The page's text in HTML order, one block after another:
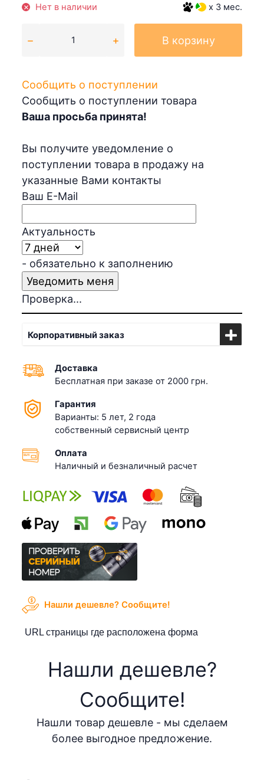
Нет в наличии x 3 мес.
В корзину
Сообщить о поступлении
Сообщить о поступлении товара
Ваша просьба принята!
Вы получите уведомление о
поступлении товара в продажу на
указанные Вами контакты
Ваш E-Mail
Актуальность
- обязательно к заполнению
Проверка...
Корпоративный заказ
Доставка
Бесплатная при заказе от 2000 грн.
Гарантия
Варианты: 5 лет, 2 года
собственный сервисный центр
Оплата
Наличный и безналичный расчет
Нашли дешевле? Cообщите!
URL страницы где расположена форма
Нашли дешевле?
Cообщите!
Нашли товар дешевле - мы сделаем
более выгодное предложение.